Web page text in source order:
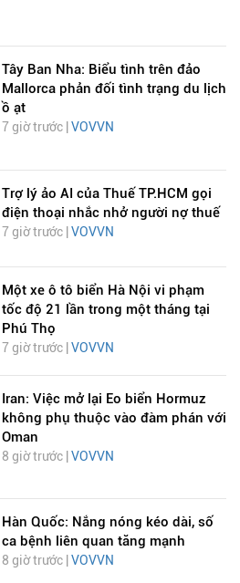
Tây Ban Nha: Biểu tình trên đảo
Mallorca phản đối tình trạng du lịch
ồ ạt
7 giờ trước | VOVVN
Trợ lý ảo AI của Thuế TP.HCM gọi
điện thoại nhắc nhở người nợ thuế
7 giờ trước | VOVVN
Một xe ô tô biển Hà Nội vi phạm
tốc độ 21 lần trong một tháng tại
Phú Thọ
7 giờ trước | VOVVN
Iran: Việc mở lại Eo biển Hormuz
không phụ thuộc vào đàm phán với
Oman
8 giờ trước |VOVVN
Hàn Quốc: Nắng nóng kéo dài, số
ca bệnh liên quan tăng mạnh
8 giờ trước | VOVVN